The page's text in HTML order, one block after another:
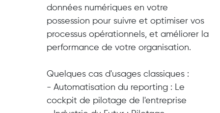
données numériques en votre
possession pour suivre et optimiser vos
processus opérationnels, et améliorer la
performance de votre organisation.
Quelques cas d'usages classiques :
- Automatisation du reporting : Le
cockpit de pilotage de l'entreprise